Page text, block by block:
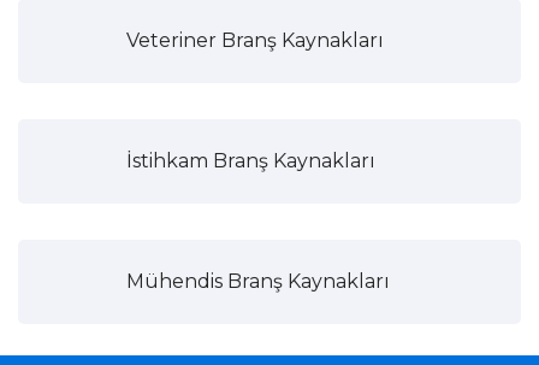
Veteriner Branş Kaynakları
İstihkam Branş Kaynakları
Mühendis Branş Kaynakları